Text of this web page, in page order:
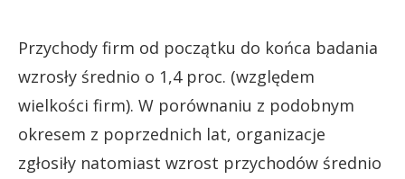
Przychody firm od początku do końca badania
wzrosły średnio o 1,4 proc. (względem
wielkości firm). W porównaniu z podobnym
okresem z poprzednich lat, organizacje
zgłosiły natomiast wzrost przychodów średnio